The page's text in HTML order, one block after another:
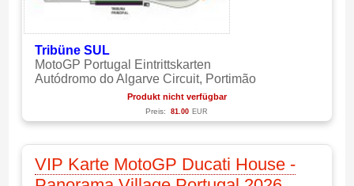
Tribüne SUL
MotoGP Portugal Eintrittskarten
Autódromo do Algarve Circuit, Portimão
Produkt nicht verfügbar
Preis: 81.00 EUR
VIP Karte MotoGP Ducati House -